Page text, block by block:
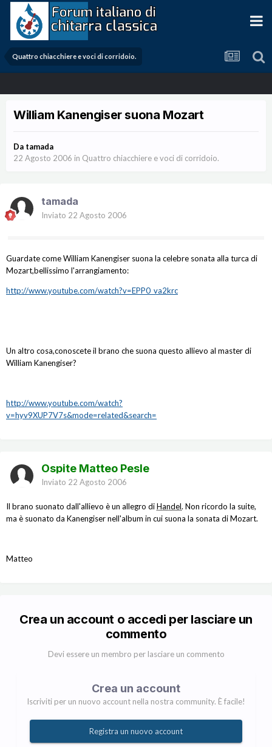
Quattro chiacchiere e voci di corridoio.
William Kanengiser suona Mozart
Da tamada
22 Agosto 2006 in Quattro chiacchiere e voci di corridoio.
tamada
Inviato 22 Agosto 2006
Guardate come William Kanengiser suona la celebre sonata alla turca di
Mozart,bellissimo l'arrangiamento:
http://www.youtube.com/watch?v=EPP0_va2krc
Un altro cosa,conoscete il brano che suona questo allievo al master di
William Kanengiser?
http://www.youtube.com/watch?
v=hyv9XUP7V7s&mode=related&search=
Ospite Matteo Pesle
Inviato 22 Agosto 2006
Il brano suonato dall'allievo è un allegro diHandel. Non ricordo la suite,
ma è suonato da Kanengiser nell'album in cui suona la sonata di Mozart.
Matteo
Crea un account o accedi per lasciare un
commento
Devi essere un membro per lasciare un commento
Crea un account
Iscriviti per un nuovo account nella nostra community. È facile!
Registra un nuovo account